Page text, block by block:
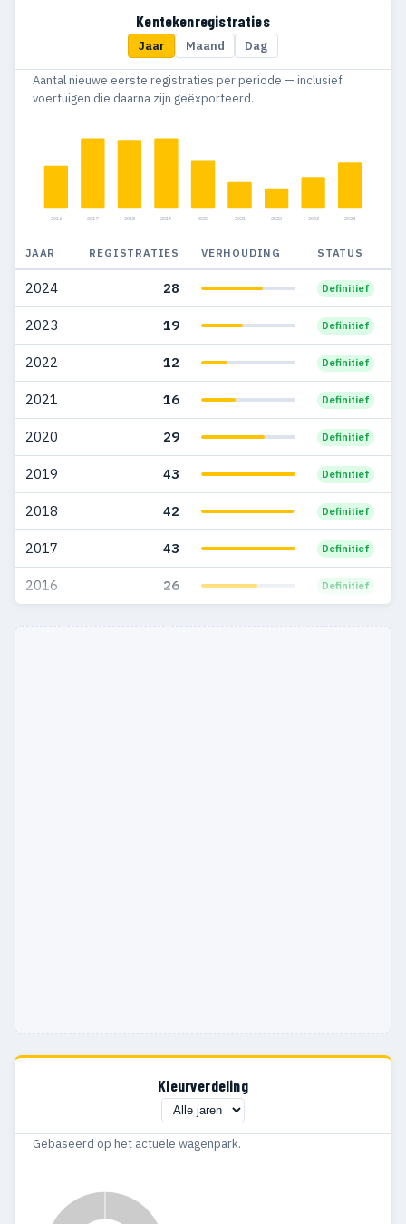
31
2012 50
47
2007 73 57
2006 19 8
2005 21 12
2004 25 21
2003 29 17
2002 41 28
2001 13 12
2000 1 1
Kentekenregistraties
Jaar Maand Dag
Aantal nieuwe eerste registraties per periode — inclusief
voertuigen die daarna zijn geëxporteerd.
2016 2017 2018 2019 2020 2021 2022 2023 2024
JAAR REGISTRATIES VERHOUDING STATUS
2024 28 Definitief
2023 19 Definitief
2022 12 Definitief
2021 16 Definitief
2020 29 Definitief
2019 43 Definitief
2018 42 Definitief
2017 43 Definitief
2016 26 Definitief
Kleurverdeling
Gebaseerd op het actuele wagenpark.